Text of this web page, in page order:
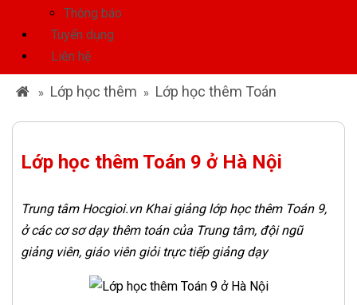
Thông báo
Tuyển dụng
Liên hệ
» Lớp học thêm » Lớp học thêm Toán
Lớp học thêm Toán 9 ở Hà Nội
Trung tâm Hocgioi.vn Khai giảng lớp học thêm Toán 9,
ở các cơ sơ dạy thêm toán của Trung tâm, đội ngũ
giảng viên, giáo viên giỏi trực tiếp giảng dạy